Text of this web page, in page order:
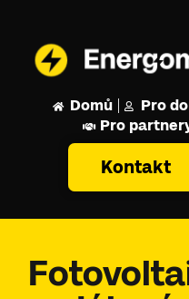
Domů Pro
Pro
Kontakt